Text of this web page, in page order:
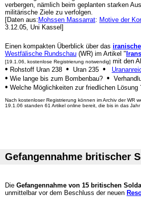
verbergen, nämlich beim geplanten starken
militärische Ziele zu verfolgen.
[Daten aus: Mohssen Massarrat: Motive der
3.12.05, Uni Kassel]
Einen kompakten Überblick über das
Westfälische Rundschau (WR) im Artikel "
[19.1.06, kostenlose Registrierung notwendig] mit den
• Rohstoff Uran 238 • Uran 235 •
• Wie lange bis zum Bombenbau? •
• Welche Möglichkeiten zur friedlichen Lösung
Nach kostenloser Registrierung können im Archiv der WR
19.1.06 standen 61 Artikel online bereit, die bis in das
Gefangennahme britischer
Die Gefangennahme von 15 britischen
unmittelbar vor dem Beschluss der neuen